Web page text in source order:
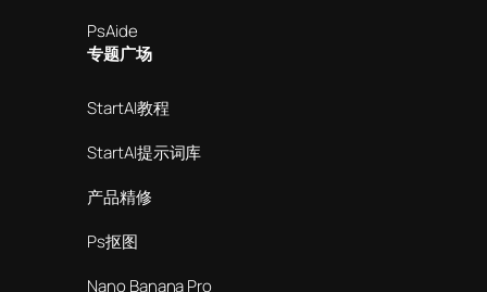
PsAide
专题广场
StartAI教程
StartAI提示词库
产品精修
Ps抠图
Nano Banana Pro